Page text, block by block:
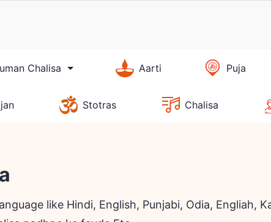
Chalisa Aarti Puja
Stotras Chalisa
like Hindi, English, Punjabi, Odia, Engliah,